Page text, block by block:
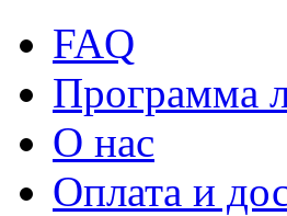
FAQ
Программа
О нас
Оплата и